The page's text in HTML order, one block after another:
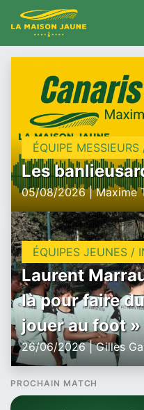
ÉQUIPE
Les
05/08/2026 | Maxime
ÉQUIPES JEUNES /
Laurent
là pour faire
jouer au foot »
26/06/2026 | Gilles
PROCHAIN MATCH